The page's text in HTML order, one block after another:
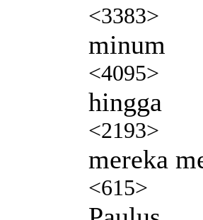
<3383>
minum
<4095>
hingga
<2193>
mereka
<615>